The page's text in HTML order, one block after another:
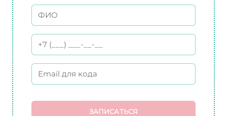
ЗАПИСАТЬСЯ